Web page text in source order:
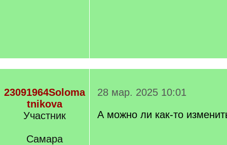
23091964Soloma
tnikova
Участник
Самара
28 мар. 2025 10:01
А можно ли как-то